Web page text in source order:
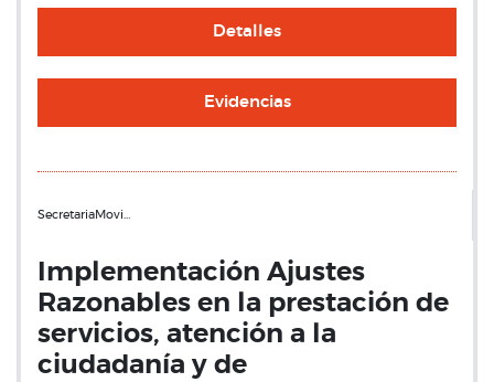
Detalles
Evidencias
SecretariaMovi…
Implementación Ajustes
Razonables en la prestación de
servicios, atención a la
ciudadanía y de